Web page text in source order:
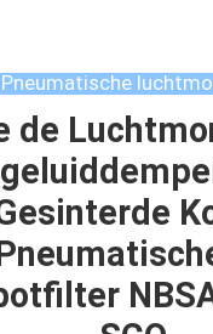
Pneumatische
de